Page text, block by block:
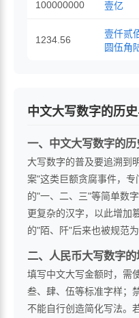
100000000 壹亿
1234.56
壹仟贰
圆伍角
中文大写数字的历
一、中文大写数字的历
大写数字的普及要追溯到
案"这类巨额贪腐事件，
的"一、二、三"等简单数
更复杂的汉字，以此增加
的"陌、阡"后来也被规范
二、人民币大写数字
填写中文大写金额时，需
叁、肆、伍等标准字样；
不能自行创造简化写法。